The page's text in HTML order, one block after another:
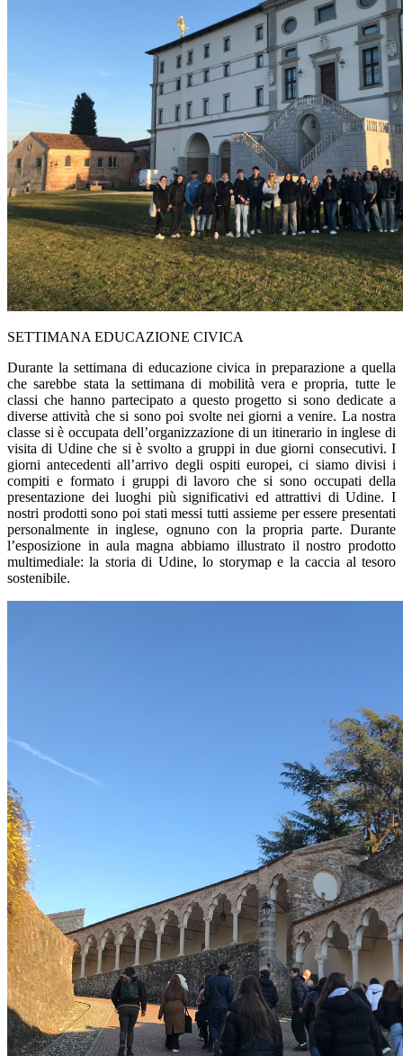
SETTIMANA EDUCAZIONE CIVICA
Durante la settimana di educazione civica in preparazione a quella
che sarebbe stata la settimana di mobilità vera e propria, tutte le
classi che hanno partecipato a questo progetto si sono dedicate a
diverse attività che si sono poi svolte nei giorni a venire. La nostra
classe si è occupata dell’organizzazione di un itinerario in inglese di
visita di Udine che si è svolto a gruppi in due giorni consecutivi. I
giorni antecedenti all’arrivo degli ospiti europei, ci siamo divisi i
compiti e formato i gruppi di lavoro che si sono occupati della
presentazione dei luoghi più significativi ed attrattivi di Udine. I
nostri prodotti sono poi stati messi tutti assieme per essere presentati
personalmente in inglese, ognuno con la propria parte. Durante
l’esposizione in aula magna abbiamo illustrato il nostro prodotto
multimediale: la storia di Udine, lo storymap e la caccia al tesoro
sostenibile.